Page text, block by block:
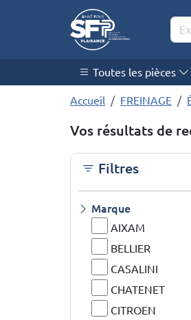
Toutes les pièces
Accueil FREINAGE
Vos résultats de
Filtres
Marque
AIXAM
BELLIER
CASALINI
CHATENET
CITROEN